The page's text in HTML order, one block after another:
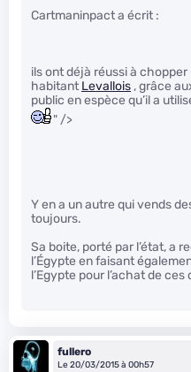
Cartmaninpact a écrit :
ils ont déjà réussi à
habitant Levallois , grâce
public en espèce qu’il a
" />
Y en a un autre qui vends
toujours.
Sa boite, porté par l’état, a
l’Égypte en faisant
l’Egypte pour l’achat de ces
fullero
Le 20/03/2015 à 00h57